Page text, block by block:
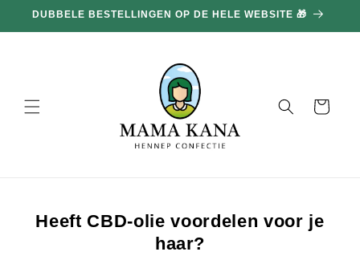
doorgaan
naar
DUBBELE BESTELLINGEN OP DE HELE WEBSITE 🎁
Mand
Heeft CBD-olie voordelen voor je
haar?